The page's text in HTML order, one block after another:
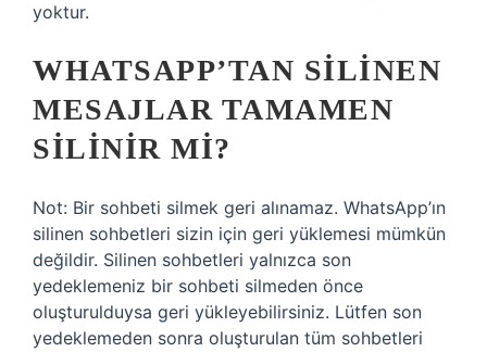
yoktur.
WHATSAPP’TAN SILINEN
MESAJLAR TAMAMEN
SILINIR MI?
Not: Bir sohbeti silmek geri alınamaz. WhatsApp’ın
silinen sohbetleri sizin için geri yüklemesi mümkün
değildir. Silinen sohbetleri yalnızca son
yedeklemeniz bir sohbeti silmeden önce
oluşturulduysa geri yükleyebilirsiniz. Lütfen son
yedeklemeden sonra oluşturulan tüm sohbetleri